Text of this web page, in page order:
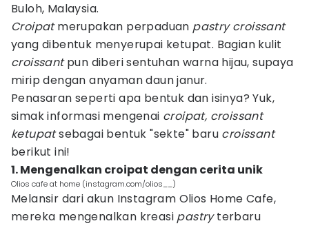
Buloh, Malaysia.
Croipatmerupakan perpaduan pastry croissant
yang dibentuk menyerupai ketupat. Bagian kulit
croissantpun diberi sentuhan warna hijau, supaya
mirip dengan anyaman daun janur.
Penasaran seperti apa bentuk dan isinya? Yuk,
simak informasi mengenai croipat, croissant
ketupatsebagai bentuk "sekte" baru croissant
berikut ini!
1. Mengenalkan croipat dengan cerita unik
Olios cafe at home (instagram.com/olios__)
Melansir dari akun Instagram Olios Home Cafe,
mereka mengenalkan kreasi pastryterbaru